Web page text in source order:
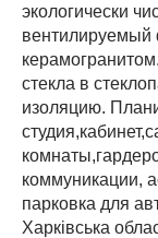
экологически
вентилируемый
стекла в
изоляцию.
коммуникации,
парковка для
Харківська